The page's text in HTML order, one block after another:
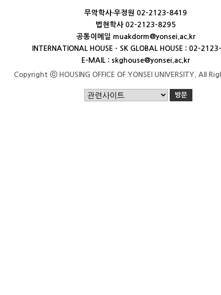
무악학사·우정원 02-2123-8419
법현학사 02-2123-8295
공통이메일 muakdorm@yonsei.ac.kr
INTERNATIONAL HOUSEㆍSK GLOBAL HOUSE : 02-
E-MAIL : skghouse@yonsei.ac.kr
Copyright ⓒ HOUSING OFFICE OF YONSEI UNIVERSITY. All